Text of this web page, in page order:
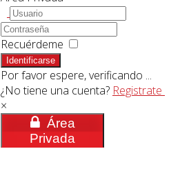
Recuérdeme
Identificarse
Por favor espere, verificando ...
¿No tiene una cuenta? Registrate
×
Área
Privada